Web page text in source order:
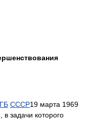
СССР19 марта 1969
в задачи которого